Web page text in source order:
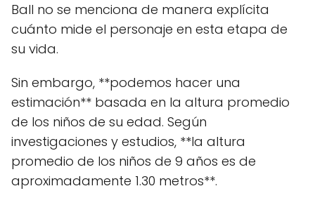
Ball no se menciona de manera explícita
cuánto mide el personaje en esta etapa de
su vida.
Sin embargo, **podemos hacer una
estimación** basada en la altura promedio
de los niños de su edad. Según
investigaciones y estudios, **la altura
promedio de los niños de 9 años es de
aproximadamente 1.30 metros**.